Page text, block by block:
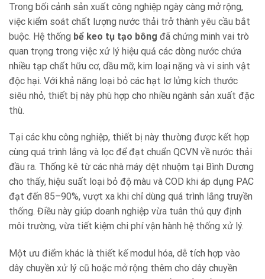
Trong bối cảnh sản xuất công nghiệp ngày càng mở rộng,
việc kiểm soát chất lượng nước thải trở thành yêu cầu bắt
buộc. Hệ thống bể keo tụ tạo bông đã chứng minh vai trò
quan trọng trong việc xử lý hiệu quả các dòng nước chứa
nhiều tạp chất hữu cơ, dầu mỡ, kim loại nặng và vi sinh vật
độc hại. Với khả năng loại bỏ các hạt lơ lửng kích thước
siêu nhỏ, thiết bị này phù hợp cho nhiều ngành sản xuất đặc
thù.
Tại các khu công nghiệp, thiết bị này thường được kết hợp
cùng quá trình lắng và lọc để đạt chuẩn QCVN về nước thải
đầu ra. Thống kê từ các nhà máy dệt nhuộm tại Bình Dương
cho thấy, hiệu suất loại bỏ độ màu và COD khi áp dụng PAC
đạt đến 85–90%, vượt xa khi chỉ dùng quá trình lắng truyền
thống. Điều này giúp doanh nghiệp vừa tuân thủ quy định
môi trường, vừa tiết kiệm chi phí vận hành hệ thống xử lý.
Một ưu điểm khác là thiết kế modul hóa, dễ tích hợp vào
dây chuyền xử lý cũ hoặc mở rộng thêm cho dây chuyền